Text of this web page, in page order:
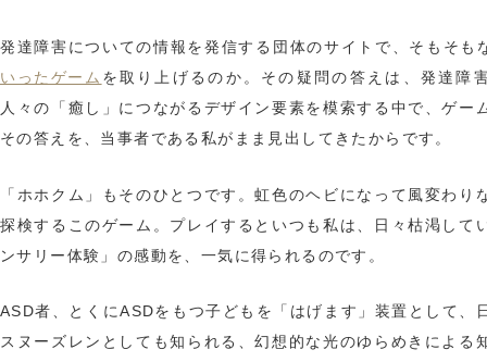
発達障害についての情報を発信する団体のサイトで、そもそも
いったゲーム を取り上げるのか。その疑問の答えは、発達障
人々の「癒し」につながるデザイン要素を模索する中で、ゲー
その答えを、当事者である私がまま見出してきたからです。
「ホホクム」もそのひとつです。虹色のヘビになって風変わり
探検するこのゲーム。プレイするといつも私は、日々枯渇して
ンサリー体験」の感動を、一気に得られるのです。
ASD者、とくにASDをもつ子どもを「はげます」装置として、
スヌーズレンとしても知られる、幻想的な光のゆらめきによる